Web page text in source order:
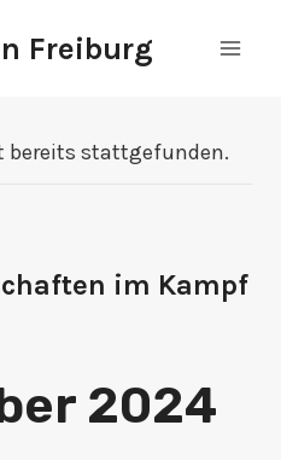
Freiburg
bereits stattgefunden.
im Kampf
2024